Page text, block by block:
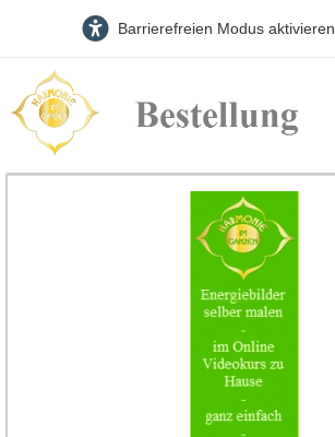
Barrierefreien Modus aktivieren